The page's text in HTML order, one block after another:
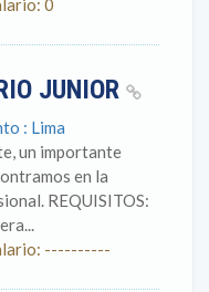
0
JUNIOR
: Lima
un importante
en la
REQUISITOS:
----------